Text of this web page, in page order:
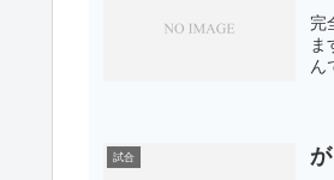
完
ま
ん
試合